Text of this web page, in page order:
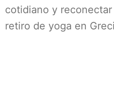
cotidiano y
retiro de yoga en